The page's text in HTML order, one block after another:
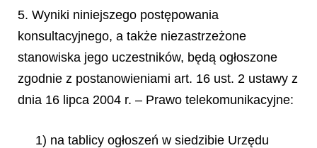
5. Wyniki niniejszego postępowania
konsultacyjnego, a także niezastrzeżone
stanowiska jego uczestników, będą ogłoszone
zgodnie z postanowieniami art. 16 ust. 2 ustawy z
dnia 16 lipca 2004 r. – Prawo telekomunikacyjne:
1) na tablicy ogłoszeń w siedzibie Urzędu